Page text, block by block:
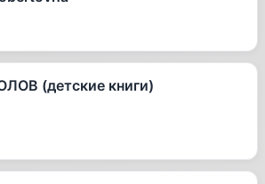
(детские книги)